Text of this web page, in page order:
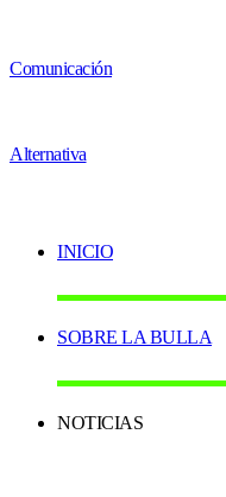
INICIO
SOBRE LA BULLA
NOTICIAS